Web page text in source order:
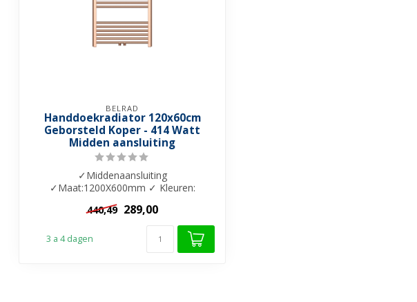
BELRAD
Handdoekradiator 120x60cm
Geborsteld Koper - 414 Watt
Midden aansluiting
✓Middenaansluiting
✓Maat:1200X600mm ✓ Kleuren:
440,49 289,00
3 a 4 dagen